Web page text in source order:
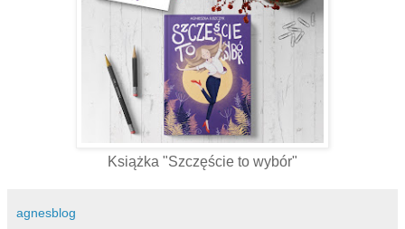
Książka "Szczęście to wybór"
agnesblog